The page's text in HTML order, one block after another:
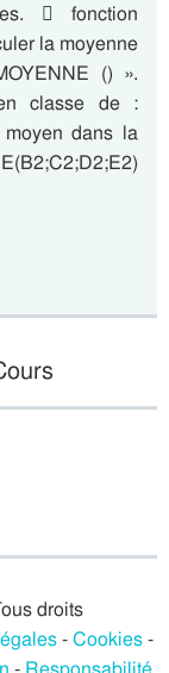
 fonction
la moyenne
() ».
classe de :
moyen dans la
droits
-Cookies-